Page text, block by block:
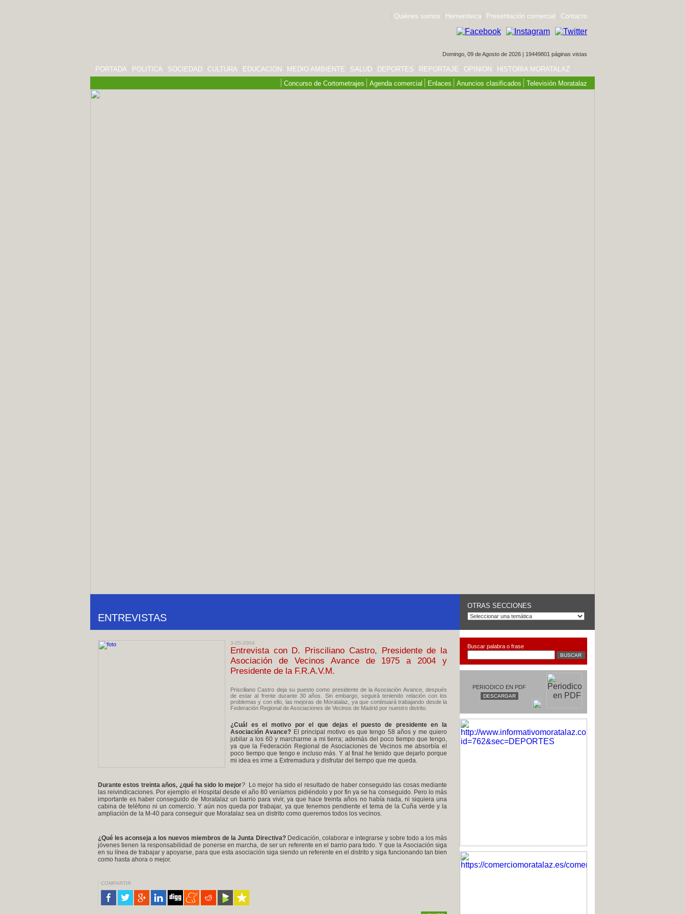
Quiénes somos Hemeroteca Presentación comercial Contacto
Domingo, 09 de Agosto de 2026 | 19449801 páginas vistas
PORTADA POLITICA SOCIEDAD CULTURA EDUCACION MEDIO AMBIENTE SALUD DEPORTES REPORTAJE OPINION
HISTORIA MORATALAZ
Concurso de Cortometrajes
Agenda comercial Enlaces Anuncios clasificados Televisión Moratalaz
ENTREVISTAS
OTRAS SECCIONES
3-05-2004
Entrevista con D. Prisciliano Castro, Presidente de la
Asociación de Vecinos Avance de 1975 a 2004 y
Presidente de la F.R.A.V.M.
Prisciliano Castro deja su puesto como presidente de la Asociación Avance, después
de estar al frente durante 30 años. Sin embargo, seguirá teniendo relación con los
problemas y con ello, las mejoras de Moratalaz, ya que continuará trabajando desde la
Federación Regional de Asociaciones de Vecinos de Madrid por nuestro distrito.
¿Cuál es el motivo por el que dejas el puesto de presidente en la
Asociación Avance? El principal motivo es que tengo 58 años y me quiero
jubilar a los 60 y marcharme a mi tierra; además del poco tiempo que tengo,
ya que la Federación Regional de Asociaciones de Vecinos me absorbía el
poco tiempo que tengo e incluso más. Y al final he tenido que dejarlo porque
mi idea es irme a Extremadura y disfrutar del tiempo que me queda.
Durante estos treinta años, ¿qué ha sido lo mejor?
Lo mejor ha sido el resultado de haber conseguido las cosas mediante
las reivindicaciones. Por ejemplo el Hospital desde el año 80 veníamos pidiéndolo y por fin ya se ha conseguido. Pero lo más
importante es haber conseguido de Moratalaz un barrio para vivir, ya que hace treinta años no había nada, ni siquiera una
cabina de teléfono ni un comercio. Y aún nos queda por trabajar, ya que tenemos pendiente el tema de la Cuña verde y la
ampliación de la M-40 para conseguir que Moratalaz sea un distrito como queremos todos los vecinos.
¿Qué les aconseja a los nuevos miembros de la Junta Directiva?Dedicación, colaborar e integrarse y sobre todo a los más
jóvenes tienen la responsabilidad de ponerse en marcha, de ser un referente en el barrio para todo. Y que la Asociación siga
en su línea de trabajar y apoyarse, para que esta asociación siga siendo un referente en el distrito y siga funcionando tan bien
como hasta ahora o mejor.
COMPARTIR
Buscar palabra o frase
PERIODICO EN PDF
DESCARGAR